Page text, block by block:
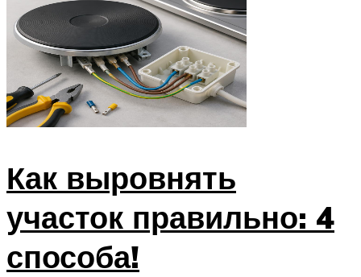
Как выровнять
участок правильно: 4
способа!